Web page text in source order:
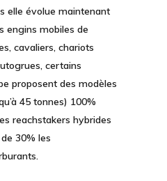
elle évolue maintenant
engins mobiles de
cavaliers, chariots
certains
proposent des modèles
45 tonnes) 100%
reachstakers hybrides
30% les